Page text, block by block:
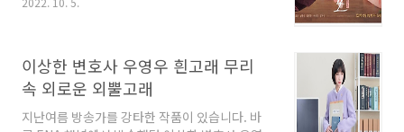
좋아해서 본방으로 시청은 하지 못했지만 뒤늦게
여자의 몸으로 왕위에 오르다 2021년 KBS2에서
방송되었던 드라마 연모는 쌍둥이로 태어나 여아
라는 이유만으로 버려졌던 아이가 오라비 세손이
죽은 뒤 남장을 하고 세자가 되면서 벌어지는 비
이상한 변호사 우영우 흰고래 무리
속 외로운 외뿔고래
지난여름 방송가를 강타한 작품이 있습니다. 바